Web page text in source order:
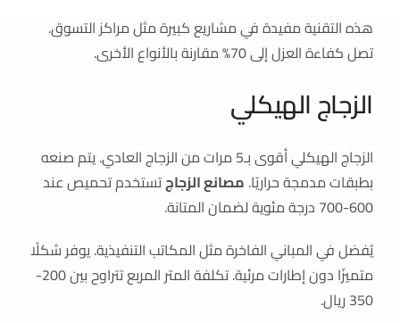
هذه التقنية مفيدة في مشاريع كبيرة مثل مراكز التسوق.
تصل كفاءة العزل إلى 70% مقارنة بالأنواع الأخرى.
الزجاج الهيكلي
الزجاج الهيكلي أقوى بـ5 مرات من الزجاج العادي. يتم صنعه
بطبقات مدمجة حراريًا. مصانع الزجاجتستخدم تحميص عند
600-700 درجة مئوية لضمان المتانة.
يُفضل في المباني الفاخرة مثل المكاتب التنفيذية. يوفر شكلًا
متميزًا دون إطارات مرئية. تكلفة المتر المربع تتراوح بين 200-
350 ريال.